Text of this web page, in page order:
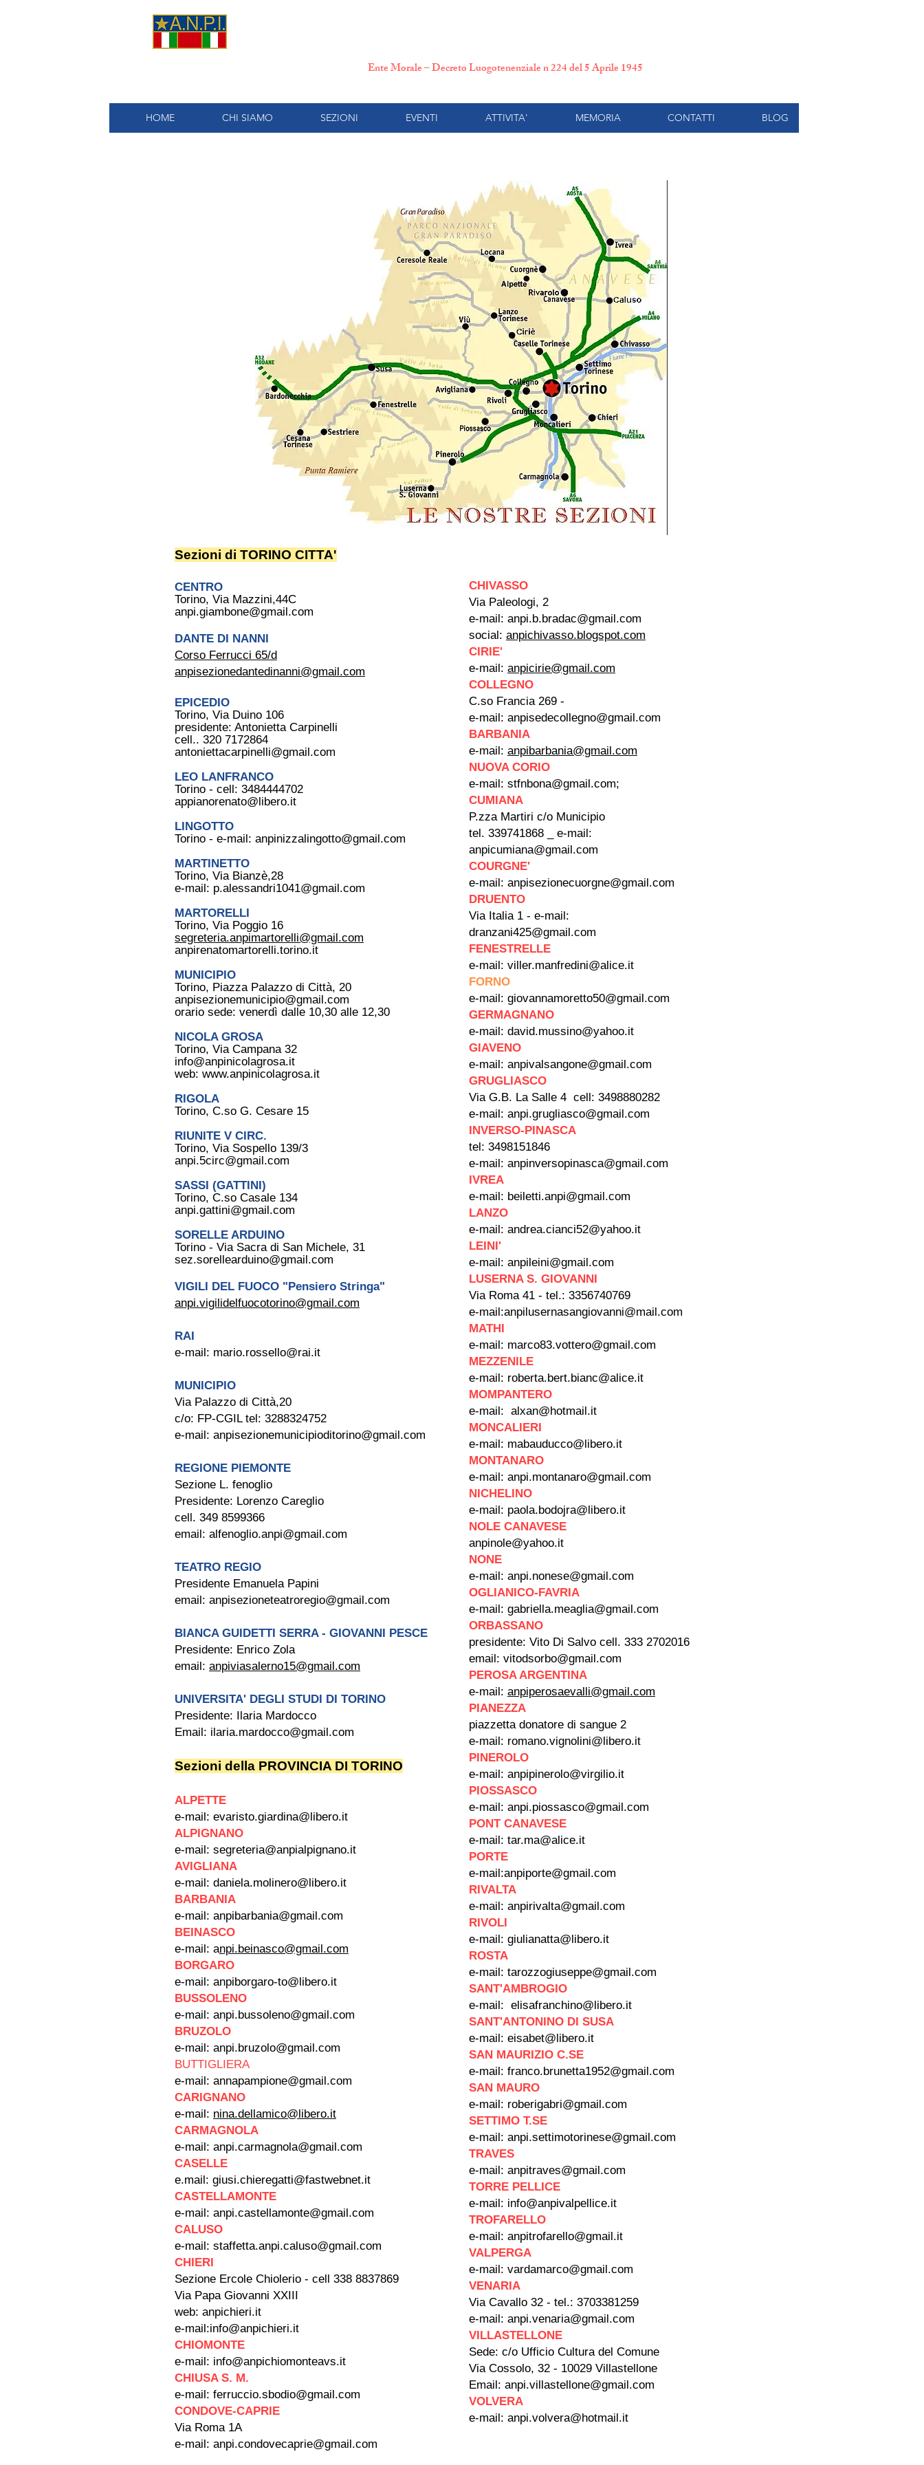
Ente Morale – Decreto Luogotenenziale n 224 del 5 Aprile 1945
HOME CHI SIAMO SEZIONI EVENTI ATTIVITA' MEMORIA CONTATTI BLOG
Sezioni di TORINO CITTA'
CENTRO
Torino, Via Mazzini,44C
anpi.giambone@gmail.com
DANTE DI NANNI
Corso Ferrucci 65/d
anpisezionedantedinanni@gmail.com
EPICEDIO
Torino, Via Duino 106
presidente: Antonietta Carpinelli
cell.. 320 7172864
antoniettacarpinelli@gmail.com
LEO LANFRANCO
Torino - cell: 3484444702
appianorenato@libero.it
LINGOTTO
Torino - e-mail: anpinizzalingotto@gmail.com
MARTINETTO
Torino, Via Bianzè,28
e-mail: p.alessandri1041@gmail.com
MARTORELLI
Torino, Via Poggio 16
segreteria.anpimartorelli@gmail.com
anpirenatomartorelli.torino.it
MUNICIPIO
Torino, Piazza Palazzo di Città, 20
anpisezionemunicipio@gmail.com
orario sede: venerdì dalle 10,30 alle 12,30
NICOLA GROSA
Torino, Via Campana 32
info@anpinicolagrosa.it
web: www.anpinicolagrosa.it
RIGOLA
Torino, C.so G. Cesare 15
RIUNITE V CIRC.
Torino, Via Sospello 139/3
anpi.5circ@gmail.com
SASSI (GATTINI)
Torino, C.so Casale 134
anpi.gattini@gmail.com
SORELLE ARDUINO
Torino - Via Sacra di San Michele, 31
sez.sorellearduino@gmail.com
VIGILI DEL FUOCO "Pensiero Stringa"
anpi.vigilidelfuocotorino@gmail.com
RAI
e-mail: mario.rossello@rai.it
MUNICIPIO
Via Palazzo di Città,20
c/o: FP-CGIL tel: 3288324752
e-mail: anpisezionemunicipioditorino@gmail.com
REGIONE PIEMONTE
Sezione L. fenoglio
Presidente: Lorenzo Careglio
cell. 349 8599366
email: alfenoglio.anpi@gmail.com
TEATRO REGIO
Presidente Emanuela Papini
email: anpisezioneteatroregio@gmail.com
BIANCA GUIDETTI SERRA - GIOVANNI PESCE
Presidente: Enrico Zola
email: anpiviasalerno15@gmail.com
UNIVERSITA' DEGLI STUDI DI TORINO
Presidente: Ilaria Mardocco
Email: ilaria.mardocco@gmail.com
Sezioni della PROVINCIA DI TORINO
ALPETTE
e-mail: evaristo.giardina@libero.it
ALPIGNANO
e-mail: segreteria@anpialpignano.it
AVIGLIANA
e-mail: daniela.molinero@libero.it
BARBANIA
e-mail: anpibarbania@gmail.com
BEINASCO
e-mail: anpi.beinasco@gmail.com
BORGARO
e-mail: anpiborgaro-to@libero.it
BUSSOLENO
e-mail: anpi.bussoleno@gmail.com
BRUZOLO
e-mail: anpi.bruzolo@gmail.com
BUTTIGLIERA
e-mail: annapampione@gmail.com
CARIGNANO
e-mail: nina.dellamico@libero.it
CARMAGNOLA
e-mail: anpi.carmagnola@gmail.com
CASELLE
e.mail: giusi.chieregatti@fastwebnet.it
CASTELLAMONTE
e-mail: anpi.castellamonte@gmail.com
CALUSO
e-mail: staffetta.anpi.caluso@gmail.com
CHIERI
Sezione Ercole Chiolerio - cell 338 8837869
Via Papa Giovanni XXIII
web: anpichieri.it
e-mail:info@anpichieri.it
CHIOMONTE
e-mail: info@anpichiomonteavs.it
CHIUSA S. M.
e-mail: ferruccio.sbodio@gmail.com
CONDOVE-CAPRIE
Via Roma 1A
e-mail: anpi.condovecaprie@gmail.com
CHIVASSO
Via Paleologi, 2
e-mail: anpi.b.bradac@gmail.com
social: anpichivasso.blogspot.com
CIRIE'
e-mail: anpicirie@gmail.com
COLLEGNO
C.so Francia 269 -
e-mail: anpisedecollegno@gmail.com
BARBANIA
e-mail: anpibarbania@gmail.com
NUOVA CORIO
e-mail: stfnbona@gmail.com;
CUMIANA
P.zza Martiri c/o Municipio
tel. 339741868 _ e-mail:
anpicumiana@gmail.com
COURGNE'
e-mail: anpisezionecuorgne@gmail.com
DRUENTO
Via Italia 1 - e-mail:
dranzani425@gmail.com
FENESTRELLE
e-mail: viller.manfredini@alice.it
FORNO
e-mail: giovannamoretto50@gmail.com
GERMAGNANO
e-mail: david.mussino@yahoo.it
GIAVENO
e-mail: anpivalsangone@gmail.com
GRUGLIASCO
Via G.B. La Salle 4 cell: 3498880282
e-mail: anpi.grugliasco@gmail.com
INVERSO-PINASCA
tel: 3498151846
e-mail: anpinversopinasca@gmail.com
IVREA
e-mail: beiletti.anpi@gmail.com
LANZO
e-mail: andrea.cianci52@yahoo.it
LEINI'
e-mail: anpileini@gmail.com
LUSERNA S. GIOVANNI
Via Roma 41 - tel.: 3356740769
e-mail:anpilusernasangiovanni@mail.com
MATHI
e-mail: marco83.vottero@gmail.com
MEZZENILE
e-mail: roberta.bert.bianc@alice.it
MOMPANTERO
e-mail: alxan@hotmail.it
MONCALIERI
e-mail: mabauducco@libero.it
MONTANARO
e-mail: anpi.montanaro@gmail.com
NICHELINO
e-mail: paola.bodojra@libero.it
NOLE CANAVESE
anpinole@yahoo.it
NONE
e-mail: anpi.nonese@gmail.com
OGLIANICO-FAVRIA
e-mail: gabriella.meaglia@gmail.com
ORBASSANO
presidente: Vito Di Salvo cell. 333 2702016
email: vitodsorbo@gmail.com
PEROSA ARGENTINA
e-mail: anpiperosaevalli@gmail.com
PIANEZZA
piazzetta donatore di sangue 2
e-mail: romano.vignolini@libero.it
PINEROLO
e-mail: anpipinerolo@virgilio.it
PIOSSASCO
e-mail: anpi.piossasco@gmail.com
PONT CANAVESE
e-mail: tar.ma@alice.it
PORTE
e-mail:anpiporte@gmail.com
RIVALTA
e-mail: anpirivalta@gmail.com
RIVOLI
e-mail: giulianatta@libero.it
ROSTA
e-mail: tarozzogiuseppe@gmail.com
SANT'AMBROGIO
e-mail: elisafranchino@libero.it
SANT'ANTONINO DI SUSA
e-mail: eisabet@libero.it
SAN MAURIZIO C.SE
e-mail: franco.brunetta1952@gmail.com
SAN MAURO
e-mail: roberigabri@gmail.com
SETTIMO T.SE
e-mail: anpi.settimotorinese@gmail.com
TRAVES
e-mail: anpitraves@gmail.com
TORRE PELLICE
e-mail: info@anpivalpellice.it
TROFARELLO
e-mail: anpitrofarello@gmail.it
VALPERGA
e-mail: vardamarco@gmail.com
VENARIA
Via Cavallo 32 - tel.: 3703381259
e-mail: anpi.venaria@gmail.com
VILLASTELLONE
Sede: c/o Ufficio Cultura del Comune
Via Cossolo, 32 - 10029 Villastellone
Email: anpi.villastellone@gmail.com
VOLVERA
e-mail: anpi.volvera@hotmail.it